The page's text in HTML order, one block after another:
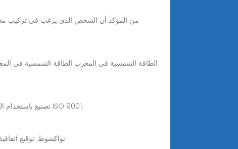
من المؤكد أن الشخص الذي يرغب في تركيب
1 day ago · تصنيع باستخدام الحاسب الآلي لإطارات تركيب الألواح الشمسية. مكونات هيكلية من الألومنيوم بتفاوت ±0.010، حاصلة على شهادة ISO 9001.
نواكشوط: توقيع اتفاقية لبناء